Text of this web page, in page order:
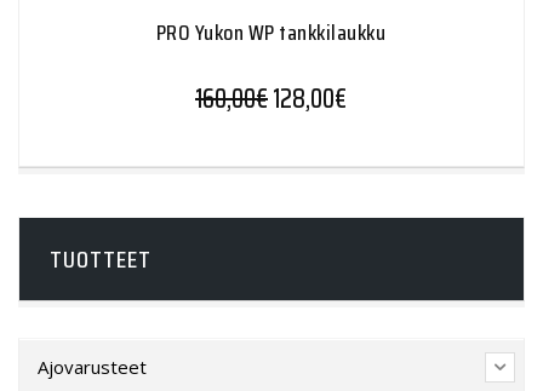
PRO Yukon WP tankkilaukku
160,00€128,00€
TUOTTEET
Ajovarusteet